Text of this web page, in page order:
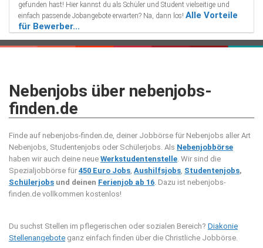
gefunden hast! Hier kannst du als Schüler und Student vielseitige und
einfach passende Jobangebote erwarten? Na, dann los! Alle Vorteile
für Bewerber...
Nebenjobs über nebenjobs-
finden.de
Finde auf nebenjobs-finden.de, deiner Jobbörse für Nebenjobs aller Art
Nebenjobs, Studentenjobs oder Schülerjobs. Als Nebenjobbörse
haben wir auch deine neue Werkstudentenstelle. Wir sind die
Spezialjobbörse für 450 Euro Jobs, Aushilfsjobs, Studentenjobs,
Schülerjobs und deinen Ferienjob ab 16. Dazu ist nebenjobs-
finden.de vollkommen kostenlos!
Du suchst Stellen im pflegerischen oder sozialen Bereich? Diakonie
Stellenangebote ganz einfach finden über die Christliche Jobbörse.